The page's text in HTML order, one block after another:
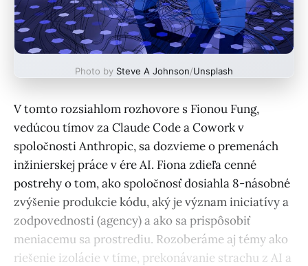
Photo by Steve A Johnson/Unsplash
V tomto rozsiahlom rozhovore s Fionou Fung,
vedúcou tímov za Claude Code a Cowork v
spoločnosti Anthropic, sa dozvieme o premenách
inžinierskej práce v ére AI. Fiona zdieľa cenné
postrehy o tom, ako spoločnosť dosiahla 8-násobné
zvýšenie produkcie kódu, aký je význam iniciatívy a
zodpovednosti (agency) a ako sa prispôsobiť
meniacemu sa prostrediu. Rozoberáme aj témy ako
riešenie izolácie v tíme, prekonávanie strachu z AI a